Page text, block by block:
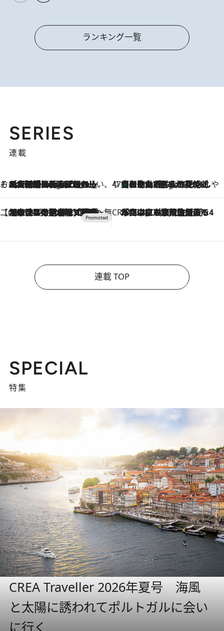
ランキング一覧
SERIES
連載
そおだよおこの関西おいしい、おやつ紀行
6 Hours Ago
［大阪府箕面市］一皿一皿目の前で仕上げられる、料理を巧みに組み込んだアシェットデセールコース「ミチル アシェット デセール（Michiru assiette dessert）」 47都道府県の手みやげ ひんやりスイーツで夏を満喫
6 Hours Ago
【和歌山県】この夏絶対食べたい 冷やしておいしいおやつ3選 みかんがごろっと丸ごと入ったジュレ
【CREA×星野リゾート】唯一無二。癒しと発見が待つ場所へ
2026.8.7
【トンボの足水浴】ヒノキの香りに包まれて涼感マックス！約13℃の湧水かけ流しを避暑地「星野温泉 トンボの湯」で体験 CREA'S CHOICE
2026.8.7
「立川にも歌舞伎があるんだよ」 片岡仁左衛門・市川中車ら豪華座組みで4年目の立川立飛歌舞伎へ
連載 TOP
SPECIAL
特集
CREA Traveller 2026年夏号 海風
と太陽に誘われてポルトガルに会い
に行く